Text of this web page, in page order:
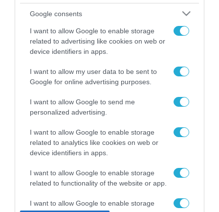
Google consents
I want to allow Google to enable storage
related to advertising like cookies on web or
device identifiers in apps.
I want to allow my user data to be sent to
Google for online advertising purposes.
I want to allow Google to send me
personalized advertising.
I want to allow Google to enable storage
related to analytics like cookies on web or
device identifiers in apps.
I want to allow Google to enable storage
related to functionality of the website or app.
I want to allow Google to enable storage
ΡΟΗ ΕΙΔΗΣΕΩΝ
Το χρηματοδοτούμενο
από την ΕΕ έργο “The
Gaming Police”
ενισχύει την ασφάλεια
διαδίκτυο
ΑΑΔΕ: Διευκρινίσεις
παραβάσεις που
αφορούν τους ΦΗΜ
31.07.2026
Σ. Καλαφάτης: «Η
Τεχνητή Νοημοσύνη
δεν είναι απλώς μια
μια νέα βιομηχανική
επανάσταση»
31.07.2026
για τη χρηματοδότηση